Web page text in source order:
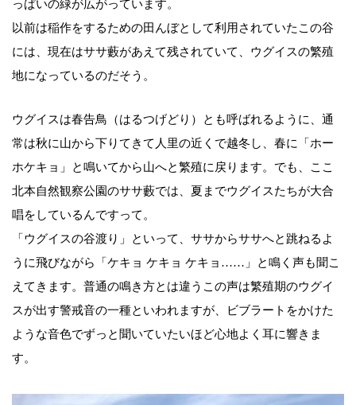
っぱいの緑が広がっています。
以前は稲作をするための田んぼとして利用されていたこの谷
には、現在はササ藪があえて残されていて、ウグイスの繁殖
地になっているのだそう。
ウグイスは春告鳥（はるつげどり）とも呼ばれるように、通
常は秋に山から下りてきて人里の近くで越冬し、春に「ホー
ホケキョ」と鳴いてから山へと繁殖に戻ります。でも、ここ
北本自然観察公園のササ藪では、夏までウグイスたちが大合
唱をしているんですって。
「ウグイスの谷渡り」といって、ササからササへと跳ねるよ
うに飛びながら「ケキョ ケキョ ケキョ……」と鳴く声も聞こ
えてきます。普通の鳴き方とは違うこの声は繁殖期のウグイ
スが出す警戒音の一種といわれますが、ビブラートをかけた
ような音色でずっと聞いていたいほど心地よく耳に響きま
す。